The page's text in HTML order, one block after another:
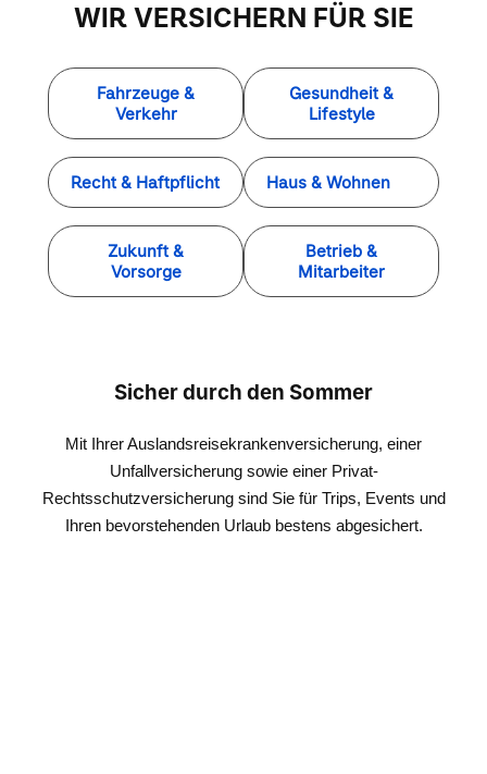
WIR VERSICHERN FÜR SIE
Fahrzeuge &
Verkehr
Gesundheit &
Lifestyle
Recht & Haftpflicht Haus & Wohnen
Zukunft &
Vorsorge
Betrieb &
Mitarbeiter
Sicher durch den Sommer
Mit Ihrer Auslandsreisekrankenversicherung, einer
Unfallversicherung sowie einer Privat-
Rechtsschutzversicherung sind Sie für Trips, Events und
Ihren bevorstehenden Urlaub bestens abgesichert.